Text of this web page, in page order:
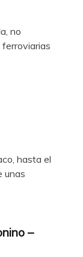
no
ferroviarias
hasta el
unas
–